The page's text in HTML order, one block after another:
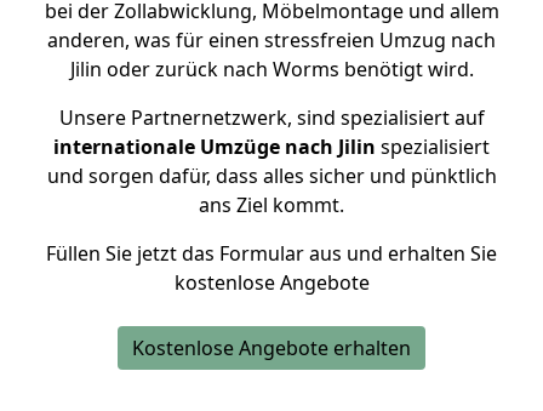
bei der Zollabwicklung, Möbelmontage und allem
anderen, was für einen stressfreien Umzug nach
Jilin oder zurück nach Worms benötigt wird.
Unsere Partnernetzwerk, sind spezialisiert auf
internationale Umzüge nach Jilin spezialisiert
und sorgen dafür, dass alles sicher und pünktlich
ans Ziel kommt.
Füllen Sie jetzt das Formular aus und erhalten Sie
kostenlose Angebote
Kostenlose Angebote erhalten